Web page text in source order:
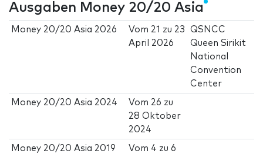
Ausgaben Money 20/20 Asia
Money 20/20 Asia 2026 Vom 21 zu 23
April 2026
QSNCC
Queen Sirikit
National
Convention
Center
Money 20/20 Asia 2024 Vom 26 zu
28 Oktober
2024
Money 20/20 Asia 2019 Vom 4 zu6